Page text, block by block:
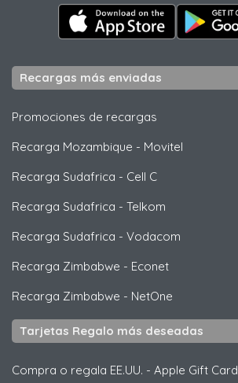
Recargas más enviadas
Promociones de recargas
Recarga Mozambique - Movitel
Recarga Sudafrica - Cell C
Recarga Sudafrica - Telkom
Recarga Sudafrica - Vodacom
Recarga Zimbabwe - Econet
Recarga Zimbabwe - NetOne
Tarjetas Regalo más deseadas
Compra o regala EE.UU. - Apple Gift Card